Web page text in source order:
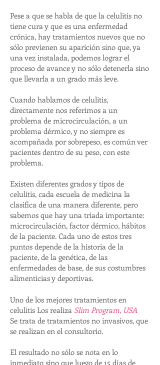
Pese a que se habla de que la celulitis no
tiene cura y que es una enfermedad
crónica, hay tratamientos nuevos que no
sólo previenen su aparición sino que, ya
una vez instalada, podemos lograr el
proceso de avance y no sólo detenerla sino
que llevarla a un grado más leve.
Cuando hablamos de celulitis,
directamente nos referimos a un
problema de microcirculación, a un
problema dérmico, y no siempre es
acompañada por sobrepeso, es común ver
pacientes dentro de su peso, con este
problema.
Existen diferentes grados y tipos de
celulitis, cada escuela de medicina la
clasifica de una manera diferente, pero
sabemos que hay una triada importante:
microcirculación, factor dérmico, hábitos
de la paciente. Cada uno de estos tres
puntos depende de la historia de la
paciente, de la genética, de las
enfermedades de base, de sus costumbres
alimenticias y deportivas.
Uno de los mejores tratamientos en
celulitis Los realiza Slim Program, USA
Se trata de tratamientos no invasivos, que
se realizan en el consultorio.
El resultado no sólo se nota en lo
inmediato sino que luego de 15 días de